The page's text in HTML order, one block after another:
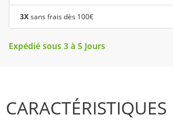
3Xsans frais dès 100€
Expédié sous 3 à 5 Jours
CARACTÉRISTIQUES